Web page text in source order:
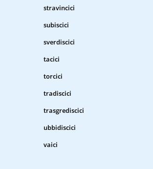
stravincici
subiscici
sverdiscici
tacici
torcici
tradiscici
trasgrediscici
ubbidiscici
vaici